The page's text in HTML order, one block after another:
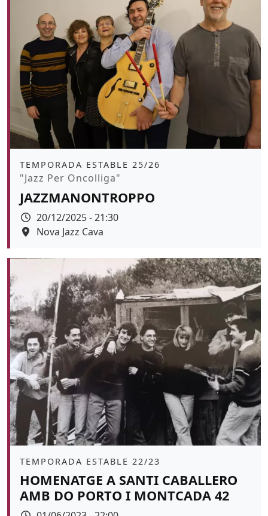
Àmbit
TEMPORADA ESTABLE 25/26
Promoció
"Jazz Per Oncolliga"
JAZZMANONTROPPO
Data
20/12/2025 - 21:30
Espai
Nova Jazz Cava
Àmbit
TEMPORADA ESTABLE 22/23
HOMENATGE A SANTI CABALLERO
AMB DO PORTO I MONTCADA 42